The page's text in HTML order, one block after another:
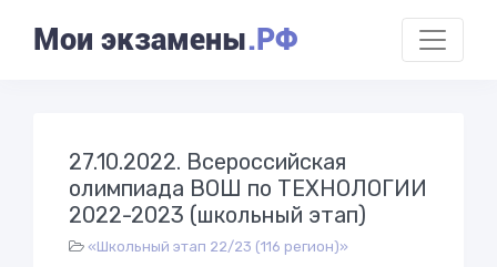
Мои экзамены.РФ
27.10.2022. Всероссийская
олимпиада ВОШ по ТЕХНОЛОГИИ
2022-2023 (школьный этап)
«Школьный этап 22/23 (116 регион)»